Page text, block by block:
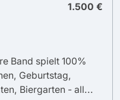
1.500 €
Band spielt 100%
Geburtstag,
Biergarten - all...